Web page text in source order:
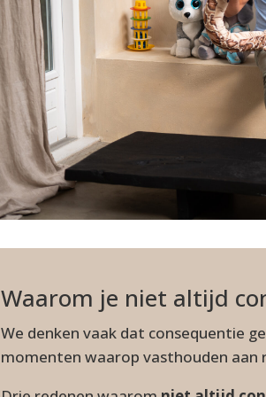
Waarom je niet altijd
We denken vaak dat consequentie
momenten waarop vasthouden